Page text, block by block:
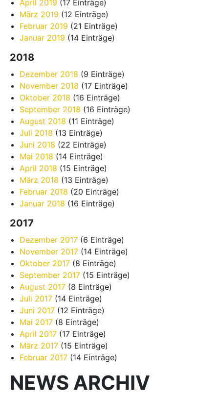
April 2019 (17 Einträge)
März 2019 (12 Einträge)
Februar 2019 (21 Einträge)
Januar 2019 (14 Einträge)
2018
Dezember 2018 (9 Einträge)
November 2018 (17 Einträge)
Oktober 2018 (16 Einträge)
September 2018 (16 Einträge)
August 2018 (11 Einträge)
Juli 2018 (13 Einträge)
Juni 2018 (22 Einträge)
Mai 2018 (14 Einträge)
April 2018 (15 Einträge)
März 2018 (13 Einträge)
Februar 2018 (20 Einträge)
Januar 2018 (16 Einträge)
2017
Dezember 2017 (6 Einträge)
November 2017 (14 Einträge)
Oktober 2017 (8 Einträge)
September 2017 (15 Einträge)
August 2017 (8 Einträge)
Juli 2017 (14 Einträge)
Juni 2017 (12 Einträge)
Mai 2017 (8 Einträge)
April 2017 (17 Einträge)
März 2017 (15 Einträge)
Februar 2017 (14 Einträge)
NEWS ARCHIV